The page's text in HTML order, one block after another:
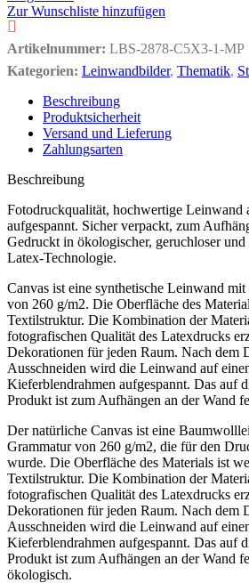
Zur Wunschliste hinzufügen
Artikelnummer: LBS-2878-C5X3-1-MP
Kategorien: Leinwandbilder, Thematik,
Beschreibung
Produktsicherheit
Versand und Lieferung
Zahlungsarten
Beschreibung
Fotodruckqualität, hochwertige Leinwand
aufgespannt. Sicher verpackt, zum
Gedruckt in ökologischer, geruchloser und
Latex-Technologie.
Canvas ist eine synthetische Leinwand
von 260 g/m2. Die Oberfläche des
Textilstruktur. Die Kombination der
fotografischen Qualität des Latexdrucks
Dekorationen für jeden Raum. Nach dem
Ausschneiden wird die Leinwand auf
Kieferblendrahmen aufgespannt. Das auf
Produkt ist zum Aufhängen an der Wand
Der natürliche Canvas ist eine
Grammatur von 260 g/m2, die für den
wurde. Die Oberfläche des Materials ist
Textilstruktur. Die Kombination der
fotografischen Qualität des Latexdrucks
Dekorationen für jeden Raum. Nach dem
Ausschneiden wird die Leinwand auf
Kieferblendrahmen aufgespannt. Das auf
Produkt ist zum Aufhängen an der Wand
ökologisch.